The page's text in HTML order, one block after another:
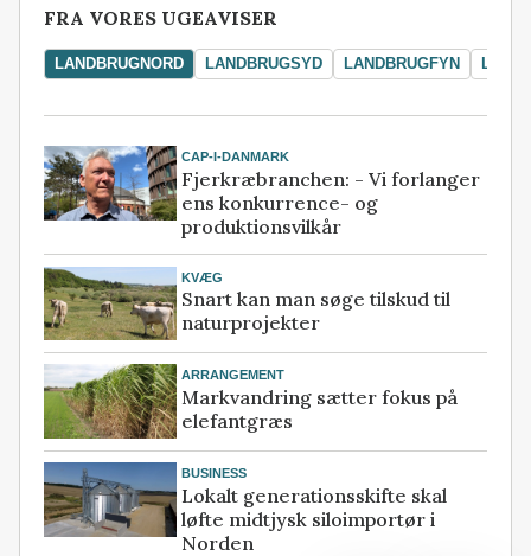
FRA VORES UGEAVISER
LANDBRUGNORD LANDBRUGSYD LANDBRUGFYN
CAP-I-DANMARK
Fjerkræbranchen: - Vi forlanger
ens konkurrence- og
produktionsvilkår
KVÆG
Snart kan man søge tilskud til
naturprojekter
ARRANGEMENT
Markvandring sætter fokus på
elefantgræs
BUSINESS
Lokalt generationsskifte skal
løfte midtjysk siloimportør i
Norden